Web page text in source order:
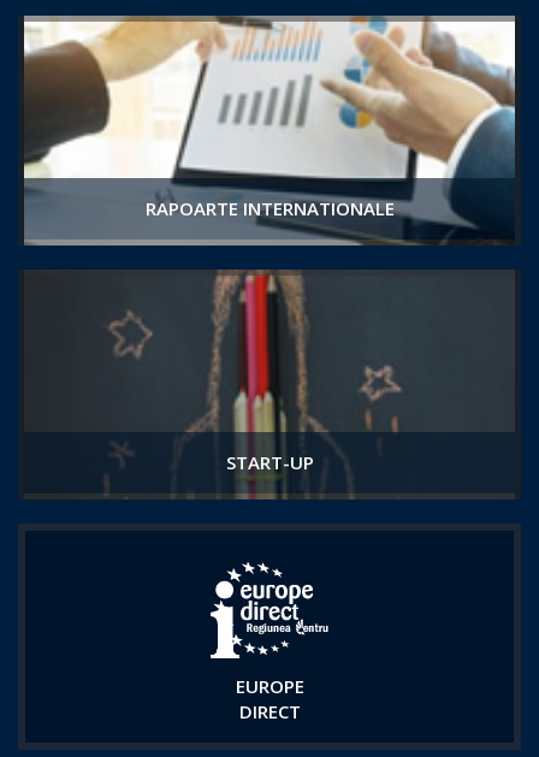
RAPOARTE INTERNATIONALE
START-UP
EUROPE
DIRECT